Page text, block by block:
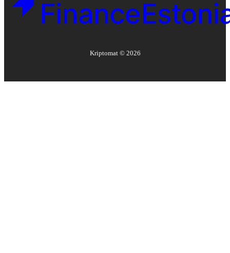
Kriptomat © 2026